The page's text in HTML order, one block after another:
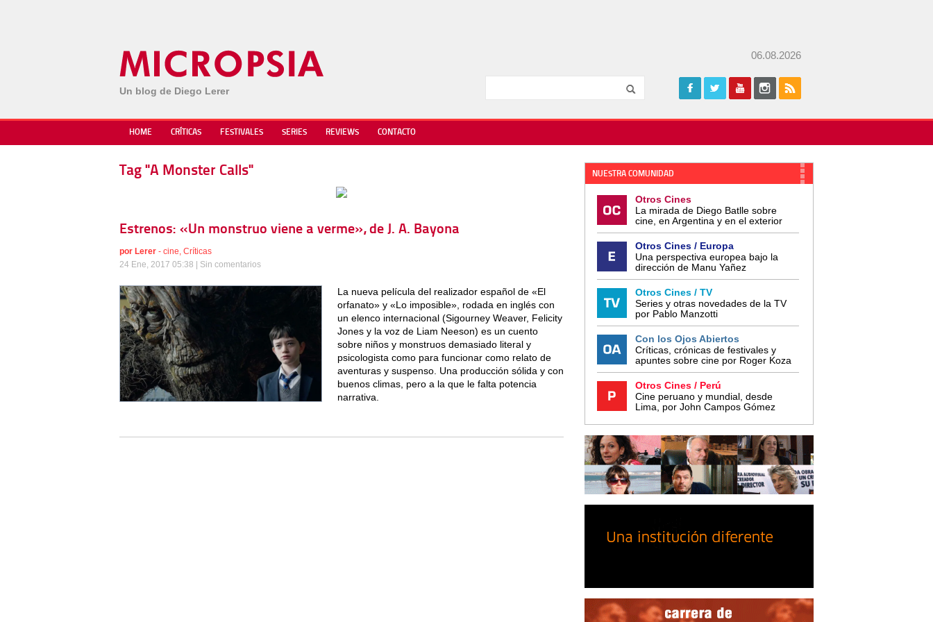
Un blog de Diego Lerer
06.08.2026
HOME CRÍTICAS FESTIVALES SERIES REVIEWS CONTACTO
Tag "A Monster Calls"
Estrenos: «Un monstruo viene a verme», de J. A. Bayona
por Lerer - cine, Críticas
24 Ene, 2017 05:38 | Sin comentarios
La nueva película del realizador español de «El
orfanato» y «Lo imposible», rodada en inglés con
un elenco internacional (Sigourney Weaver, Felicity
Jones y la voz de Liam Neeson) es un cuento
sobre niños y monstruos demasiado literal y
psicologista como para funcionar como relato de
aventuras y suspenso. Una producción sólida y con
buenos climas, pero a la que le falta potencia
narrativa.
NUESTRA COMUNIDAD
Otros Cines
La mirada de Diego Batlle sobre
cine, en Argentina y en el exterior
Otros Cines / Europa
Una perspectiva europea bajo la
dirección de Manu Yañez
Otros Cines / TV
Series y otras novedades de la TV
por Pablo Manzotti
Con los Ojos Abiertos
Críticas, crónicas de festivales y
apuntes sobre cine por Roger Koza
Otros Cines / Perú
Cine peruano y mundial, desde
Lima, por John Campos Gómez